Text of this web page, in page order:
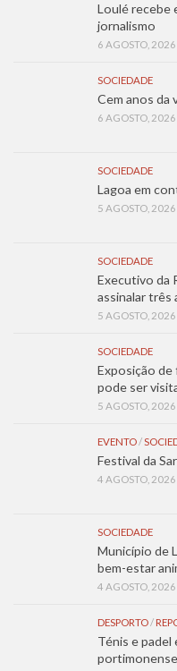
Loulé recebe
jornalismo
6 AGOSTO, 2026
SOCIEDADE
Cem anos da
6 AGOSTO, 2026
SOCIEDADE
Lagoa em
5 AGOSTO, 2026
SOCIEDADE
Executivo da
assinalar três
5 AGOSTO, 2026
SOCIEDADE
Exposição
pode ser
5 AGOSTO, 2026
EVENTO/
Festival da
4 AGOSTO, 2026
SOCIEDADE
Município de
bem-estar
4 AGOSTO, 2026
DESPORTO/
Ténis e padel